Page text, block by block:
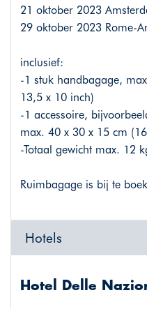
21 oktober 2023
29 oktober 2023 Rome-
inclusief:
-1 stuk handbagage,
13,5 x 10 inch)
-1 accessoire,
max. 40 x 30 x 15 cm
-Totaal gewicht max. 12
Ruimbagage is bij te
Hotels
Hotel Delle